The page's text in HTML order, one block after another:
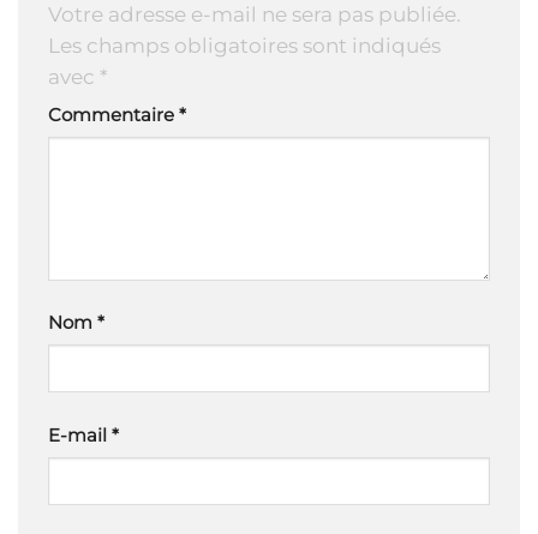
Votre adresse e-mail ne sera pas publiée.
Les champs obligatoires sont indiqués
avec *
Commentaire *
Nom *
E-mail *